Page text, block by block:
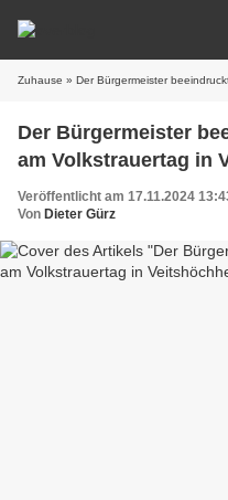
Zuhause » Der Bürgermeister beeindruckte
Der Bürgermeister
am Volkstrauertag in
Veröffentlicht am 17.11.2024
Von Dieter Gürz